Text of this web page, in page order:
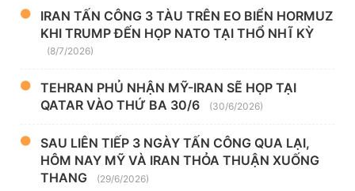
IRAN TẤN CÔNG 3 TÀU TRÊN EO BIỂN HORMUZ
KHI TRUMP ĐẾN HỌP NATO TẠI THỔ NHĨ KỲ
(8/7/2026)
TEHRAN PHỦ NHẬN MỸ-IRAN SẼ HỌP TẠI
QATAR VÀO THỨ BA 30/6
(30/6/2026)
SAU LIÊN TIẾP 3 NGÀY TẤN CÔNG QUA LẠI,
HÔM NAY MỸ VÀ IRAN THỎA THUẬN XUỐNG
THANG
(29/6/2026)